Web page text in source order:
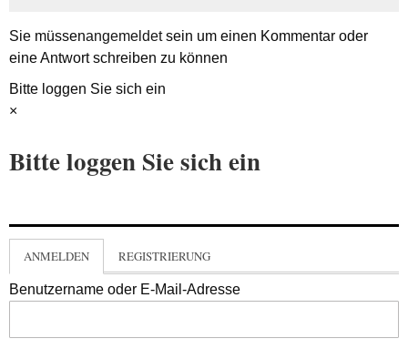
Sie müssenangemeldetsein um einen Kommentar oder
eine Antwort schreiben zu können
Bitte loggen Sie sich ein
×
Bitte loggen Sie sich ein
ANMELDEN REGISTRIERUNG
Benutzername oder E-Mail-Adresse